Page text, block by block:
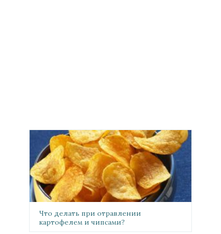
Что делать при отравлении
картофелем и чипсами?